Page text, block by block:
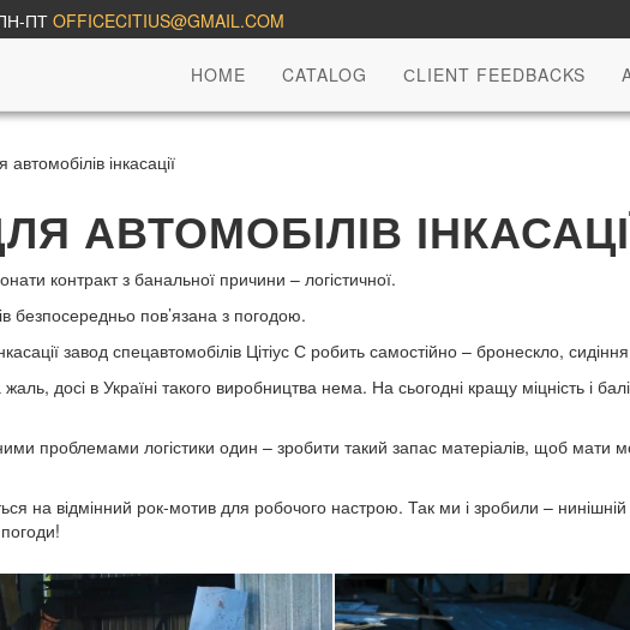
ПТOFFICECITIUS@GMAIL.COM
HOME CATALOG СLIENT FEEDBACKS
інкасації
АВТОМОБІЛІВ
контракт з банальної причини – логістичної.
безпосередньо пов’язана з погодою.
завод спецавтомобілів Цітіус С робить самостійно – бронескло,
досі в Україні такого виробництва нема. На сьогодні кращу міцність і
проблемами логістики один – зробити такий запас матеріалів, щоб мати
на відмінний рок-мотив для робочого настрою. Так ми і зробили –